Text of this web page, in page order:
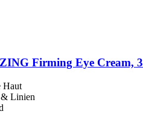
Firming Eye Cream,
Haut
Linien